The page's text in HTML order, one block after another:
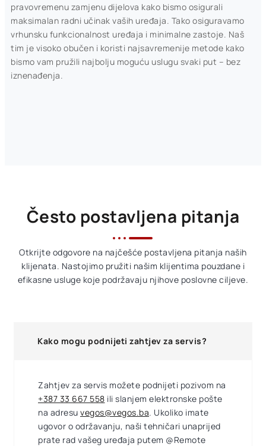
pravovremenu zamjenu dijelova kako bismo osigurali
maksimalan radni učinak vaših uređaja. Tako osiguravamo
vrhunsku funkcionalnost uređaja i minimalne zastoje. Naš
tim je visoko obučen i koristi najsavremenije metode kako
bismo vam pružili najbolju moguću uslugu svaki put – bez
iznenađenja.
Često postavljena pitanja
Otkrijte odgovore na najčešće postavljena pitanja naših
klijenata. Nastojimo pružiti našim klijentima pouzdane i
efikasne usluge koje podržavaju njihove poslovne ciljeve.
Kako mogu podnijeti zahtjev za servis?
Zahtjev za servis možete podnijeti pozivom na
+387 33 667 558 ili slanjem elektronske pošte
na adresu vegos@vegos.ba. Ukoliko imate
ugovor o održavanju, naši tehničari unaprijed
prate rad vašeg uređaja putem @Remote